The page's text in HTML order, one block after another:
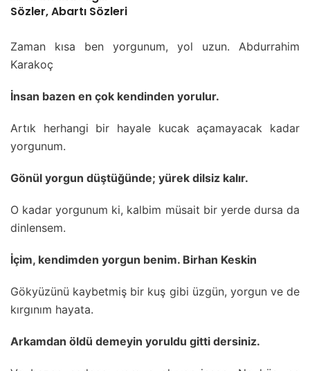
Sözler, Abartı Sözleri
Zaman kısa ben yorgunum, yol uzun. Abdurrahim
Karakoç
İnsan bazen en çok kendinden yorulur.
Artık herhangi bir hayale kucak açamayacak kadar
yorgunum.
Gönül yorgun düştüğünde; yürek dilsiz kalır.
O kadar yorgunum ki, kalbim müsait bir yerde dursa da
dinlensem.
İçim, kendimden yorgun benim. Birhan Keskin
Gökyüzünü kaybetmiş bir kuş gibi üzgün, yorgun ve de
kırgınım hayata.
Arkamdan öldü demeyin yoruldu gitti dersiniz.